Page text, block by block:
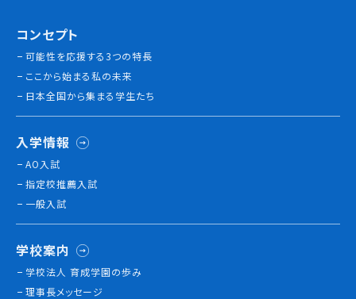
就職について
内定者VOICE
インターンシップ
活躍する卒業生
学校の特長
チャレンジプログラム
フォローアップレッスン
サマーチャレンジ実習
Eラーニング
コンクールチャレンジ
コンセプト
可能性を応援する3つの特長
ここから始まる私の未来
日本全国から集まる学生たち
入学情報
AO入試
指定校推薦入試
一般入試
学校案内
学校法人 育成学園の歩み
理事長メッセージ